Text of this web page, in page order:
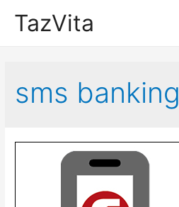
TazVita
sms banking